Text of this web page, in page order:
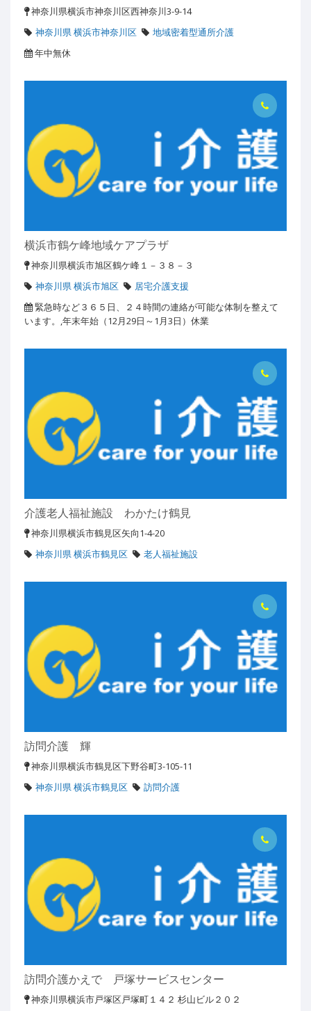
神奈川県横浜市神奈川区西神奈川3-9-14
神奈川県 横浜市神奈川区
地域密着型通所介護
年中無休
横浜市鶴ケ峰地域ケアプラザ
神奈川県横浜市旭区鶴ケ峰１－３８－３
神奈川県 横浜市旭区
居宅介護支援
緊急時など３６５日、２４時間の連絡が可能な体制を整えて
います。,年末年始（12月29日～1月3日）休業
介護老人福祉施設 わかたけ鶴見
神奈川県横浜市鶴見区矢向1-4-20
神奈川県 横浜市鶴見区
老人福祉施設
訪問介護 輝
神奈川県横浜市鶴見区下野谷町3-105-11
神奈川県 横浜市鶴見区
訪問介護
訪問介護かえで 戸塚サービスセンター
神奈川県横浜市戸塚区戸塚町１４２ 杉山ビル２０２